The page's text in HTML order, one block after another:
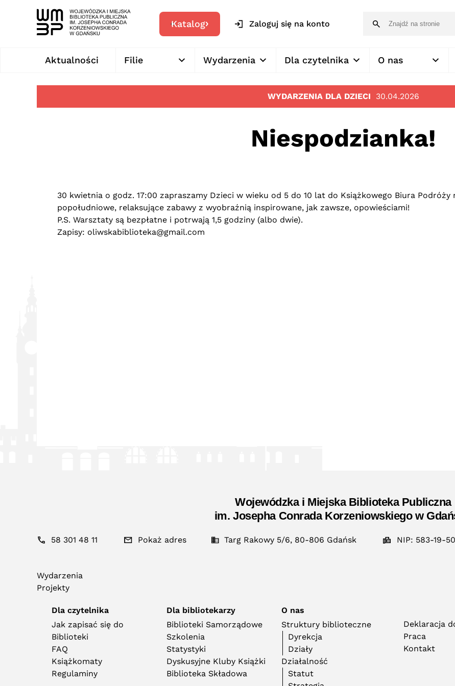
Katalog Zaloguj się na konto
Aktualności Filie Wydarzenia Dla czytelnika O nas
WYDARZENIA DLA DZIECI 30.04.2026
Niespodzianka!
30 kwietnia o godz. 17:00 zapraszamy Dzieci w wieku od 5 do 10 lat do Książkowego Biura Podróży
popołudniowe, relaksujące zabawy z wyobraźnią inspirowane, jak zawsze, opowieściami!
P.S. Warsztaty są bezpłatne i potrwają 1,5 godziny (albo dwie).
Zapisy: oliwskabiblioteka@gmail.com
Wojewódzka i Miejska Biblioteka Publiczna
im. Josepha Conrada Korzeniowskiego w
58 301 48 11 Pokaż adres Targ Rakowy 5/6, 80-806 Gdańsk NIP: 583-19-
Wydarzenia
Projekty
Dla czytelnika
Jak zapisać się do
Biblioteki
FAQ
Książkomaty
Regulaminy
Dla bibliotekarzy
Biblioteki Samorządowe
Szkolenia
Statystyki
Dyskusyjne Kluby Książki
Biblioteka Składowa
O nas
Struktury biblioteczne
Dyrekcja
Działy
Działalność
Statut
Deklaracja
Praca
Kontakt